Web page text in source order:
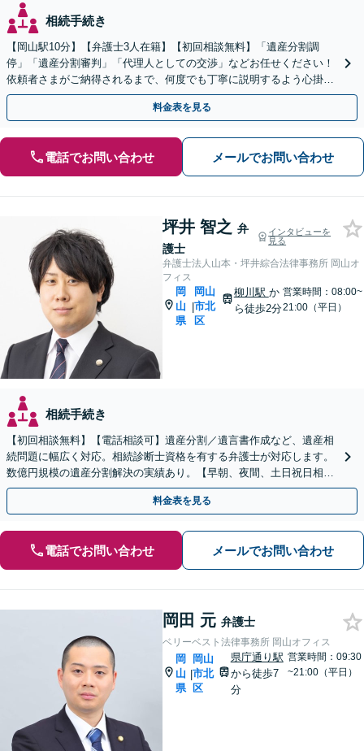
相続手続き
【岡山駅10分】【弁護士3人在籍】【初回相談無料】「遺産分割調
停」「遺産分割審判」「代理人としての交渉」などお任せください！
依頼者さまがご納得されるまで、何度でも丁寧に説明するよう心掛け
ています【土日祝／夜間対応可】【当日／電話相談可】
料金表を見る
電話でお問い合わせ メールでお問い合わせ
坪井 智之 弁
護士
インタビューを
見る
弁護士法人山本・坪井綜合法律事務所 岡山オ
フィス
岡
山
県
|
岡山
市北
区
柳川駅 か
ら徒歩2分
営業時間：08:00~
21:00（平日）
相続手続き
【初回相談無料】【電話相談可】遺産分割／遺言書作成など、遺産相
続問題に幅広く対応。相続診断士資格を有する弁護士が対応します。
数億円規模の遺産分割解決の実績あり。【早朝、夜間、土日祝日相談
対応】【カード払い可】
料金表を見る
電話でお問い合わせ メールでお問い合わせ
岡田 元 弁護士
ベリーベスト法律事務所 岡山オフィス
岡
山
県
|
岡山
市北
区
県庁通り駅
から徒歩7
分
営業時間：09:30
~21:00（平日）